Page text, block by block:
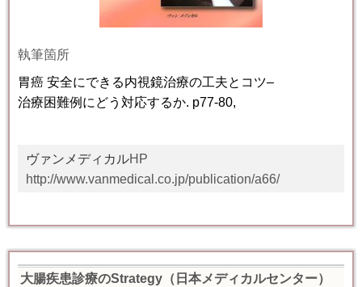
執筆箇所
胃癌 安全にできる内視鏡治療の工夫とコツ–
治療困難例にどう対応するか. p77-80,
ヴァンメディカルHP
http://www.vanmedical.co.jp/publication/a66/
大腸疾患診療のStrategy（日本メディカルセンター）